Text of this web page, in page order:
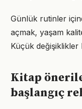
Günlük rutinler
açmak, yaşam
Küçük
Kitap
başlangıç